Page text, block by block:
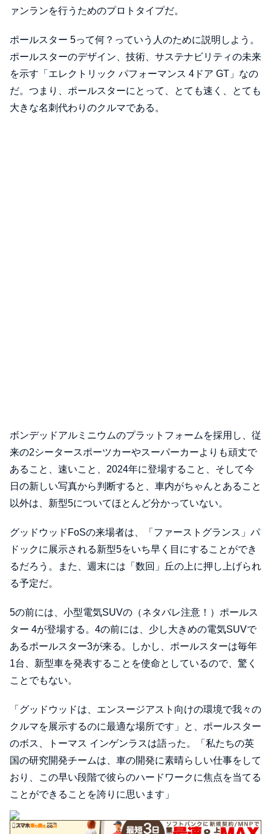
ァンランを行うためのプロトタイプだ。
ポールスター 5って何？っていう人のために説明しよう。
ポールスターのデザイン、技術、サステナビリティの未来
を示す「エレクトリック パフォーマンス 4ドア GT」なの
だ。つまり、ポールスターにとって、とても速く、とても
大きな名刺代わりのクルマである。
ボンデッドアルミニウムのプラットフォームを採用し、従
来の2シータースポーツカーやスーパーカーよりも頑丈で
あること、速いこと、2024年に登場すること、そして今
日の新しい写真から判断すると、車内がちゃんとあること
以外は、新型5についてほとんど分かっていない。
グッドウッドFoSの来場者は、「ファーストグランス」パ
ドックに展示される新型5をいち早く目にすることができ
るだろう。また、週末には「数回」丘の上に押し上げられ
る予定だ。
5の前には、小型電気SUVの（ネタバレ注意！）ポールス
ター 4が登場する。4の前には、少し大きめの電気SUVで
あるポールスター3が来る。しかし、ポールスターは毎年
1台、新型車を発表することを使命としているので、驚く
ことでもない。
「グッドウッドは、エンスージアスト向けの環境で我々の
クルマを展示するのに最適な場所です」と、ポールスター
のボス、トーマス インゲンラスは語った。「私たちの英
国の研究開発チームは、車の開発に素晴らしい仕事をして
おり、この早い段階で彼らのハードワークに焦点を当てる
ことができることを誇りに思います」